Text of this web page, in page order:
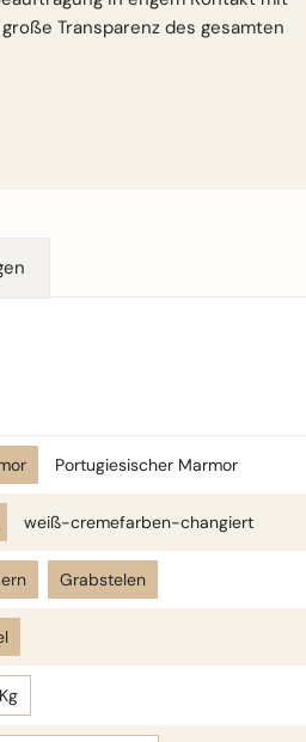
Transparenz des gesamten
Portugiesischer Marmor
weiß-cremefarben-changiert
Grabstelen